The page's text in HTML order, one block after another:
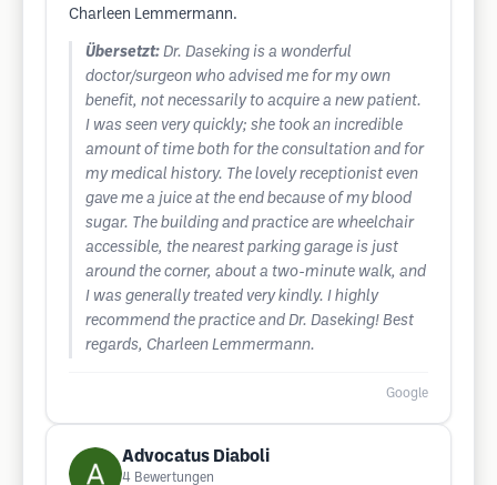
Charleen Lemmermann.
Übersetzt: Dr. Daseking is a wonderful
doctor/surgeon who advised me for my own
benefit, not necessarily to acquire a new patient.
I was seen very quickly; she took an incredible
amount of time both for the consultation and for
my medical history. The lovely receptionist even
gave me a juice at the end because of my blood
sugar. The building and practice are wheelchair
accessible, the nearest parking garage is just
around the corner, about a two-minute walk, and
I was generally treated very kindly. I highly
recommend the practice and Dr. Daseking! Best
regards, Charleen Lemmermann.
Google
Advocatus Diaboli
4 Bewertungen